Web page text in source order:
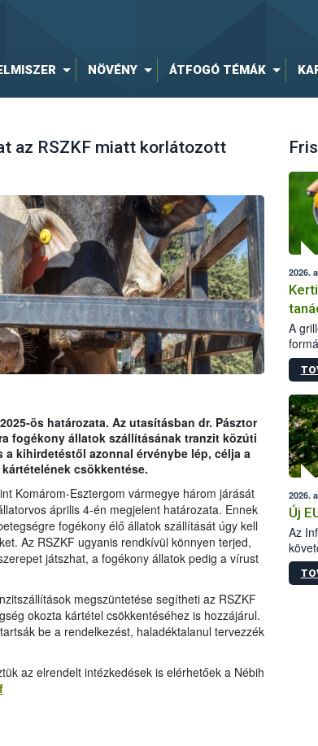
NÖVÉNY ÁTFOGÓ TÉMÁK
az RSZKF miatt korlátozott
ös határozata. Az utasításban dr. Pásztor
fogékony állatok szállításának tranzit közúti
kihirdetéstől azonnal érvénybe lép, célja a
csökkentése.
Komárom-Esztergom vármegye három járását
április 4-én megjelent határozata. Ennek
fogékony élő állatok szállítását úgy kell
Az RSZKF ugyanis rendkívül könnyen terjed,
játszhat, a fogékony állatok pedig a vírust
megszüntetése segítheti az RSZKF
okozta kártétel csökkentéséhez is hozzájárul.
be a rendelkezést, haladéktalanul tervezzék
az elrendelt intézkedések is elérhetőek a Nébih
2026.
A
a
2026.
Új
Az